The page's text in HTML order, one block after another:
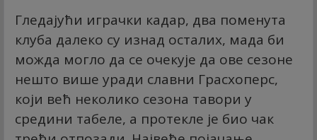
Гледајући играчки кадар, два поменута
клуба далеко су изнад осталих, мада би
можда могло да се очекује да ове сезоне
нешто више уради славни Грасхоперс,
који већ неколико сезона тавори у
средини табеле, а протекле је био чак